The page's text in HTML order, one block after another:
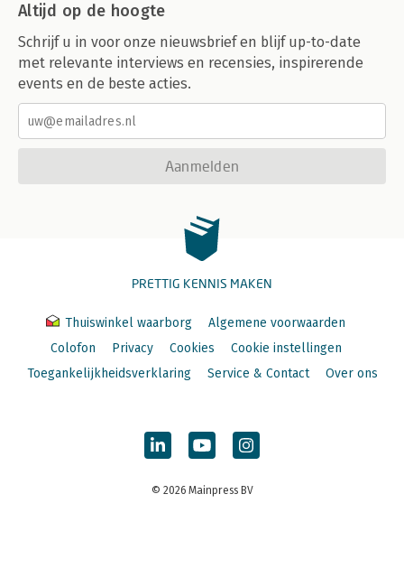
Altijd op de hoogte
Schrijf u in voor onze nieuwsbrief en blijf up-to-date
met relevante interviews en recensies, inspirerende
events en de beste acties.
Aanmelden
PRETTIG KENNIS MAKEN
Thuiswinkel waarborg
Algemene voorwaarden
Colofon
Privacy Cookies
Cookie instellingen
Toegankelijkheidsverklaring
Service & Contact Over ons
© 2026 Mainpress BV